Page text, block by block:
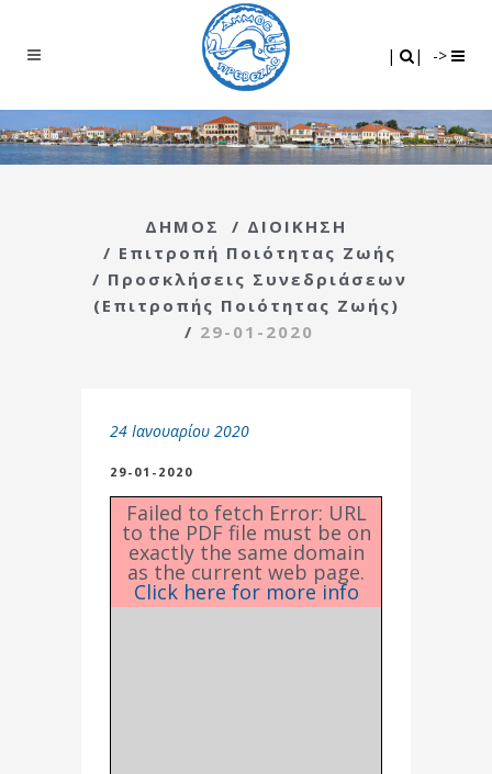
| | ->
ΔΗΜΟΣ / ΔΙΟΙΚΗΣΗ
/ Επιτροπή Ποιότητας Ζωής
/ Προσκλήσεις Συνεδριάσεων
(Επιτροπής Ποιότητας Ζωής)
/ 29-01-2020
24 Ιανουαρίου 2020
29-01-2020
Failed to fetch Error: URL
to the PDF file must be on
exactly the same domain
as the current web page.
Click here for more info